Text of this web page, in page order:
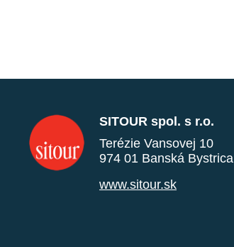
SITOUR spol. s r.o.
Terézie Vansovej 10
974 01 Banská Bystrica
www.sitour.sk